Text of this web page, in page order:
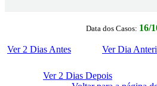
Data dos Casos: 16/
Ver 2 Dias Antes Ver Dia
Ver 2 Dias Depois